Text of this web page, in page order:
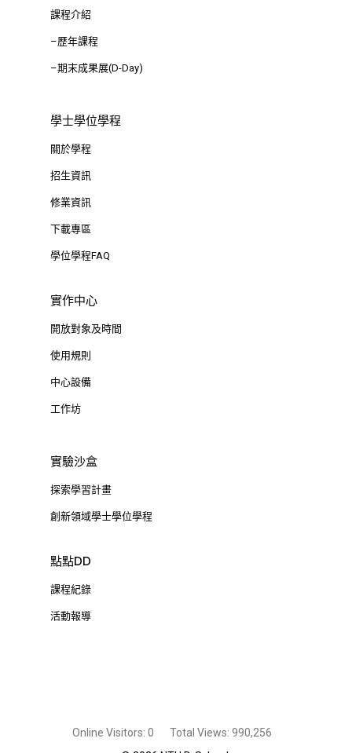
課程介紹
–歷年課程
–期末成果展(D-Day)
學士學位學程
關於學程
招生資訊
修業資訊
下載專區
學位學程FAQ
實作中心
開放對象及時間
使用規則
中心設備
工作坊
實驗沙盒
探索學習計畫
創新領域學士學位學程
點點DD
課程紀錄
活動報導
Online Visitors: 0 Total Views: 990,256